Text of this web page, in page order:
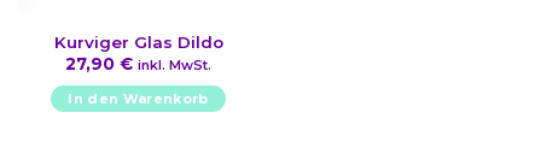
Kurviger Glas Dildo
27,90 € inkl. MwSt.
In den Warenkorb